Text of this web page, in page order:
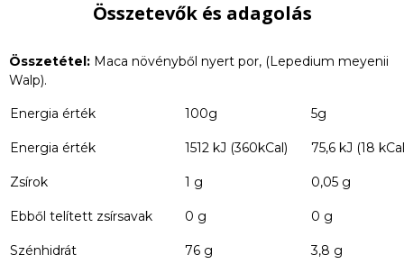
Összetevők és adagolás
Összetétel: Maca növényből nyert por, (Lepedium meyenii
Walp).
Energia érték 100g 5g
Energia érték 1512 kJ (360kCal) 75,6 kJ (18
Zsírok 1 g 0,05 g
Ebből telített zsírsavak 0 g 0 g
Szénhidrát 76 g 3,8 g